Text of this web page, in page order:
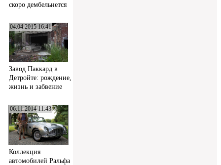
скоро дембельнется
04.04.2015 16:41
Завод Паккард в
Детройте: рождение,
жизнь и забвение
06.11.2014 11:43
Коллекция
автомобилей Ральфа